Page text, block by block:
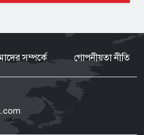
ওদের?
দাখিল
ঘণ্টার মধ্যে আত্মসমর্পণের
সম্পর্কে গোপনীয়তা নীতি